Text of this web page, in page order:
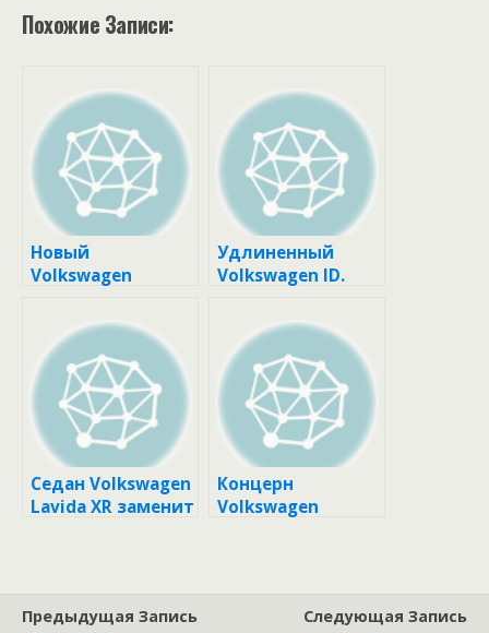
Похожие Записи:
Новый
Volkswagen
дебютировал в
камуфляже
Удлиненный
Volkswagen ID.
новые опции
Седан Volkswagen
Lavida XR заменит
Концерн
Volkswagen
Предыдущая Запись
Следующая Запись